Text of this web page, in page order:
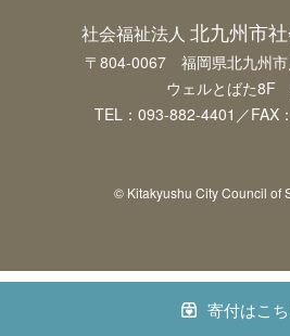
社会福祉法人 北九州市
〒804-0067 福岡県北九州市
ウェルとばた8F
TEL：093-882-4401／FAX
© Kitakyushu City Council of
寄付はこ